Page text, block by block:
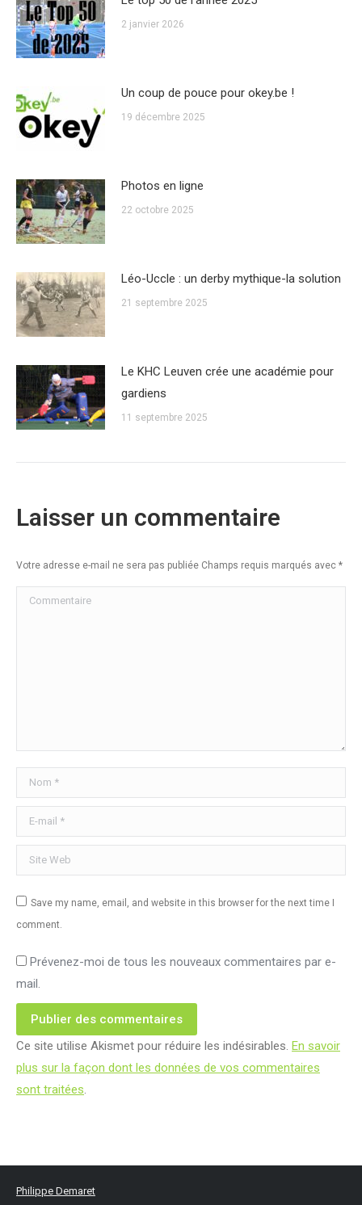
2 janvier 2026
Un coup de pouce pour okey.be !
19 décembre 2025
Photos en ligne
22 octobre 2025
Léo-Uccle : un derby mythique-la solution
21 septembre 2025
Le KHC Leuven crée une académie pour
gardiens
11 septembre 2025
Laisser un commentaire
Votre adresse e-mail ne sera pas publiée Champs requis marqués avec *
Commentaire
Nom *
E-mail *
Site Web
Save my name, email, and website in this browser for the next time I
comment.
Prévenez-moi de tous les nouveaux commentaires par e-
mail.
Publier des commentaires
Ce site utilise Akismet pour réduire les indésirables. En savoir
plus sur la façon dont les données de vos commentaires
sont traitées.
Philippe Demaret